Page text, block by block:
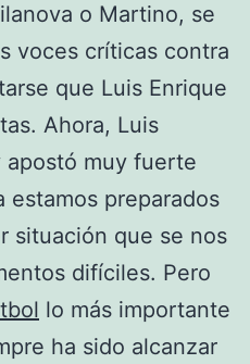
o Martino, se
voces críticas contra
que Luis Enrique
Ahora, Luis
apostó muy fuerte
estamos preparados
situación que se nos
difíciles. Pero
lo más importante
ha sido alcanzar